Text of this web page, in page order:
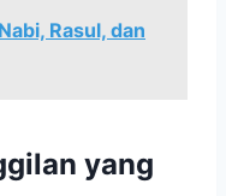
Rasul, dan
yang